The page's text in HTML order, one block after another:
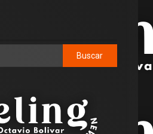
Buscar